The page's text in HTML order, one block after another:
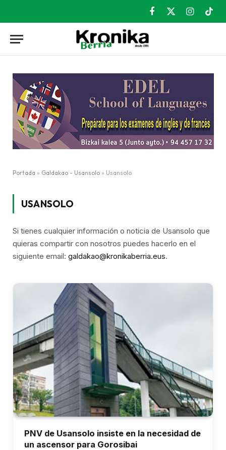
Facebook
X
Instagram
Portada » Galdakao - Usansolo » Usansolo
USANSOLO
Si tienes cualquier información o noticia de Usansolo que
quieras compartir con nosotros puedes hacerlo en el
siguiente email: galdakao@kronikaberria.eus.
PNV de Usansolo insiste en la necesidad de
un ascensor para Gorosibai